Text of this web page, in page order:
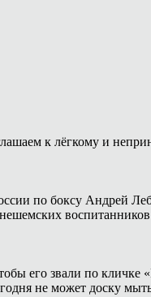
к лёгкому и
по боксу Андрей
его звали по кличке
не может доску